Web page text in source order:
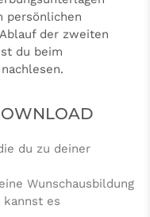
persönlichen
der zweiten
du beim
du zu deiner
Wunschausbildung
kannst es